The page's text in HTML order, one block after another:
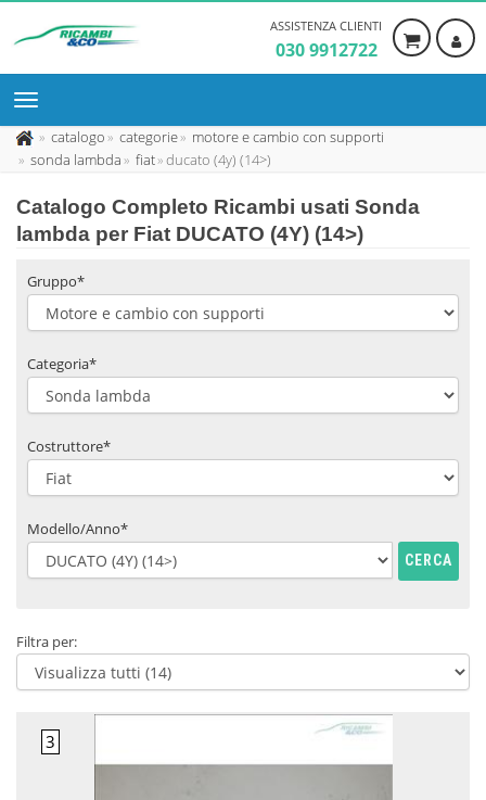
ASSISTENZA CLIENTI
030 9912722
catalogo categorie
motore e cambio con supporti
sonda lambda
fiat ducato (4y) (14>)
Catalogo Completo Ricambi usati Sonda
lambda per Fiat DUCATO (4Y) (14>)
Gruppo*
Categoria*
Costruttore*
Modello/Anno*
CERCA
Filtra per: